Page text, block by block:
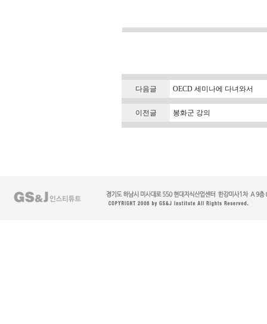
다음글 OECD 세미나에 다녀와서
이전글 봉화군 강의